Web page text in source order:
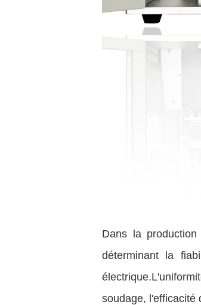
Dans la
déterminant la
soudage, l'efficacité